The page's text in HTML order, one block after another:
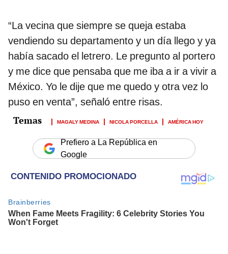
“La vecina que siempre se queja estaba
vendiendo su departamento y un día llego y ya
había sacado el letrero. Le pregunto al portero
y me dice que pensaba que me iba a ir a vivir a
México. Yo le dije que me quedo y otra vez lo
puso en venta”, señaló entre risas.
MAGALY MEDINA NICOLA PORCELLA AMÉRICA HOY
Prefiero a La República en
Google